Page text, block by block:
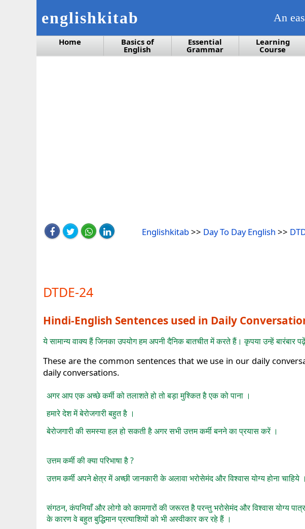
englishkitab An
Home Basics of
English
Essential
Grammar
Learning
Course
Englishkitab>> Day To Day English >>
DTDE-24
Hindi-English Sentences used in Daily
ये सामान्य वाक्य हैं जिनका उपयोग हम अपनी दैनिक बातचीत में करते हैं। कृपया उन्हें
These are the common sentences that we use in our daily
daily conversations.
अगर आप एक अच्छे कर्मी को तलाशते हो तो बड़ा मुश्कित है एक को पाना ।
हमारे देश में बेरोजगारी बहुत है ।
बेरोजगारी की समस्या हल हो सकती है अगर सभी उत्तम कर्मी बनने का प्रयास करें ।
उत्तम कर्मी की क्या परिभाषा है ?
उत्तम कर्मी अपने क्षेत्र में अच्छी जानकारी के अलावा भरोसेमंद और विश्वास योग्य होना चाहिये ।
संगठन, कंपनियाँ और लोगो को कामगारों की जरूरत है परन्तु भरोसेमंद और विश्वास योग्य
के कारण वे बहुत बुद्धिमान प्रत्याशियों को भी अस्वीकार कर रहे हैं ।